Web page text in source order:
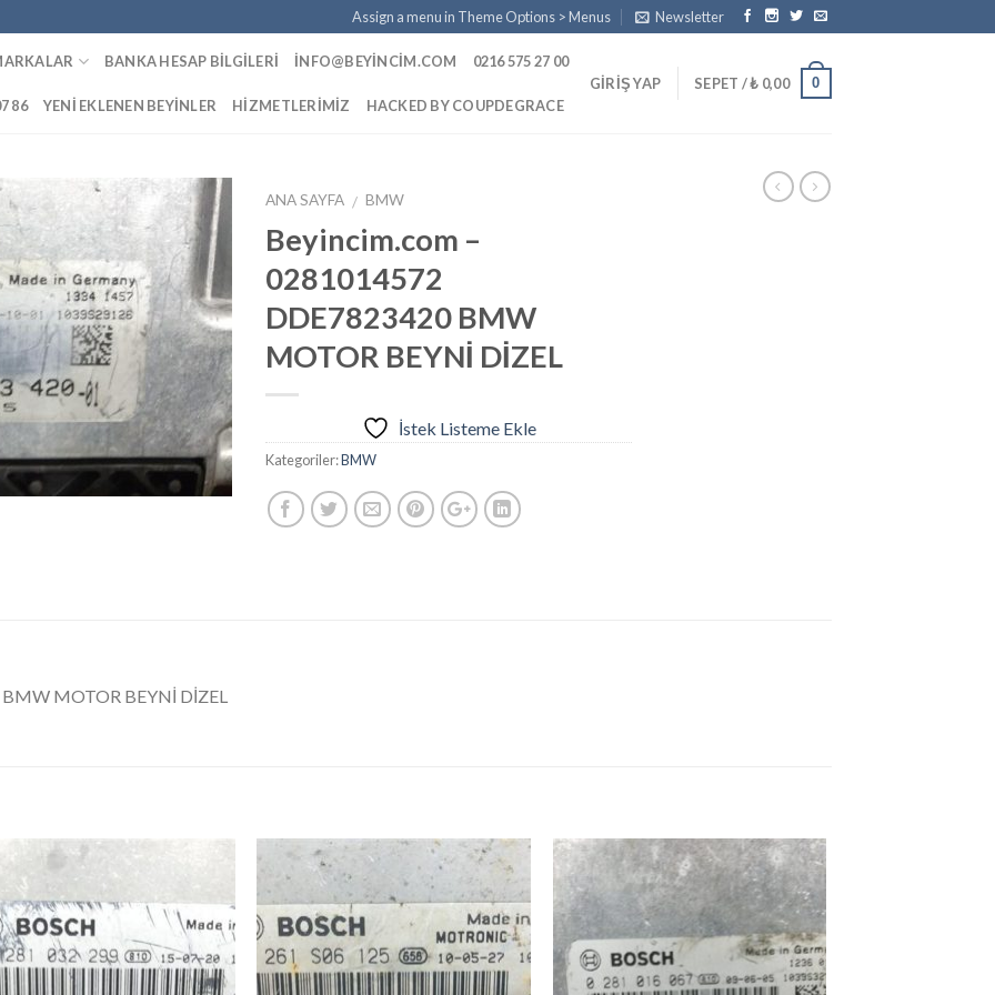
Assign a menu in Theme Options > Menus Newsletter
BANKA HESAP BILGILERI INFO@BEYINCIM.COM 0216 575 27 00
86 YENI EKLENEN BEYINLER HIZMETLERIMIZ HACKED BY COUPDEGRACE
GIRIŞ YAP SEPET /₺ 0,00 0
İstek
Listeme
Ekle
ANA SAYFA / BMW
Beyincim.com –
0281014572
DDE7823420 BMW
MOTOR BEYNİ DİZEL
İstek Listeme Ekle
Kategoriler:BMW
MOTOR BEYNİ DİZEL
İstek
Listeme
Ekle
İstek
Listeme
Ekle
İstek
Listeme
Ekle